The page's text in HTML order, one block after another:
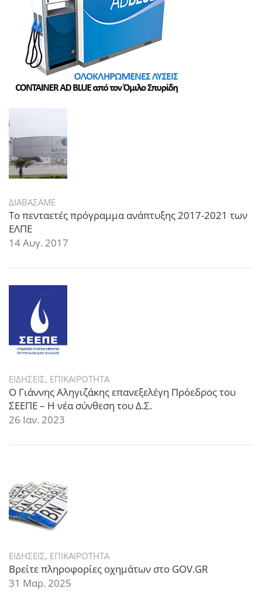
ΔΙΑΒΑΣΑΜΕ
Το πενταετές πρόγραμμα ανάπτυξης 2017-2021 των
ΕΛΠΕ
14 Αυγ. 2017
ΕΙΔΗΣΕΙΣ, ΕΠΙΚΑΙΡΟΤΗΤΑ
Ο Γιάννης Αληγιζάκης επανεξελέγη Πρόεδρος του
ΣΕΕΠΕ – Η νέα σύνθεση του Δ.Σ.
26 Ιαν. 2023
ΕΙΔΗΣΕΙΣ, ΕΠΙΚΑΙΡΟΤΗΤΑ
Βρείτε πληροφορίες οχημάτων στο GOV.GR
31 Μαρ. 2025